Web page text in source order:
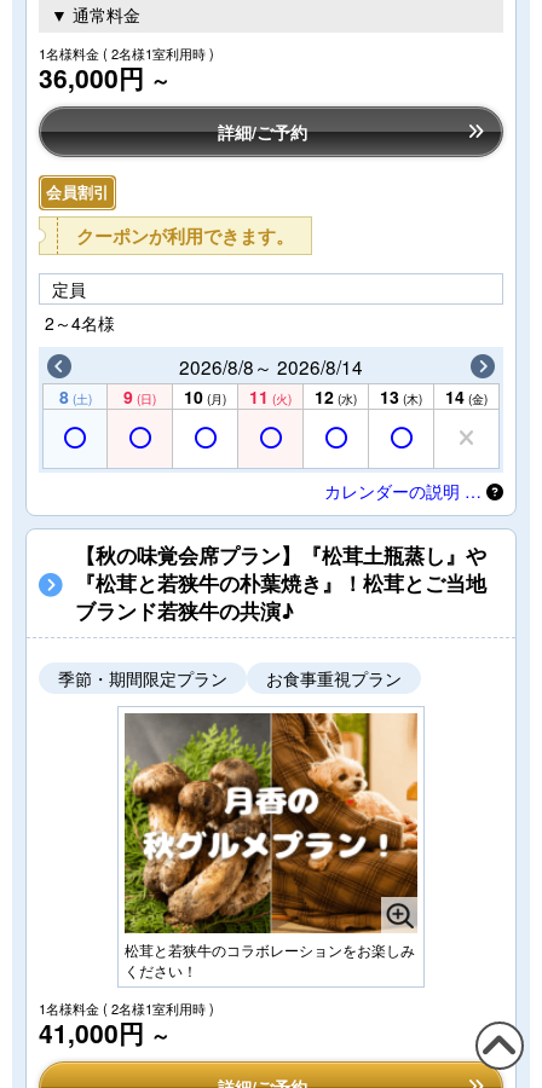
▼ 通常料金
1名様料金( 2名様1室利用時 )
36,000円 ～
詳細/ご予約
会員割引
クーポンが利用できます。
定員
2～4名様
2026/8/8～ 2026/8/14
8 (土) 9 (日) 10 (月) 11 (火) 12 (水) 13 (木) 14 (金)
カレンダーの説明 …
【秋の味覚会席プラン】『松茸土瓶蒸し』や
『松茸と若狭牛の朴葉焼き』！松茸とご当地
ブランド若狭牛の共演♪
季節・期間限定プラン お食事重視プラン
松茸と若狭牛のコラボレーションをお楽しみ
ください！
1名様料金( 2名様1室利用時 )
41,000円 ～
この